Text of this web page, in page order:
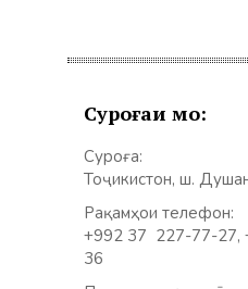
Суроғаи мо:
Суроға:
Тоҷикистон, ш.
Рақамҳои телефон:
+992 37 227-77-27,
36